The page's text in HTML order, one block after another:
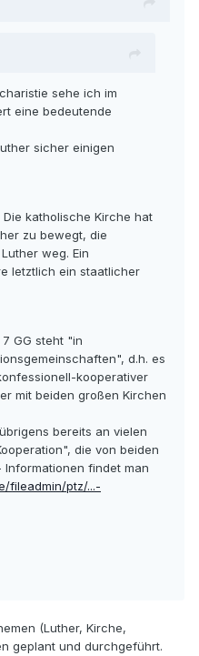
sehe ich im
eine bedeutende
sicher einigen
katholische Kirche hat
zu bewegt, die
weg. Ein
letztlich ein staatlicher
GG steht "in
d.h. es
kooperativer
mit beiden großen Kirchen
bereits an vielen
die von beiden
findet man
fileadmin/ptz/...-
(Luther, Kirche,
geplant und durchgeführt.